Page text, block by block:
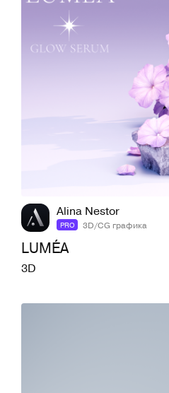
Alina Nestor
PRO 3D/CG графика
LUMÉA
3D